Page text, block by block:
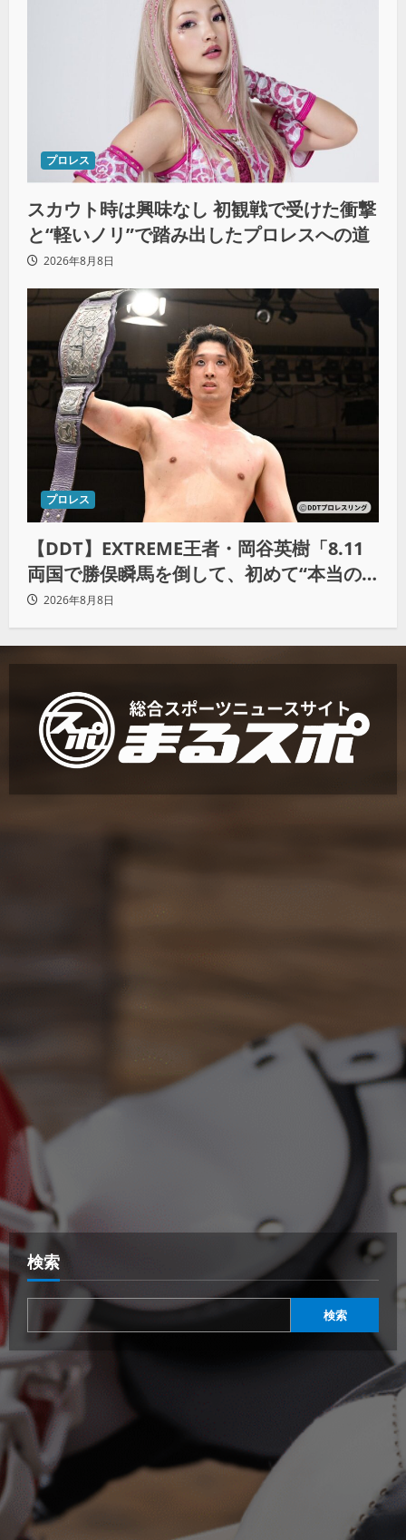
プロレス
スカウト時は興味なし 初観戦で受けた衝撃
と“軽いノリ”で踏み出したプロレスへの道
2026年8月8日
プロレス
【DDT】EXTREME王者・岡谷英樹「8.11
両国で勝俣瞬馬を倒して、初めて“本当の
王者”になれる」
2026年8月8日
検索
検索